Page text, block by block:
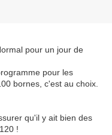
pour un jour de
pour les
bornes, c'est au choix.
qu'il y ait bien des
!